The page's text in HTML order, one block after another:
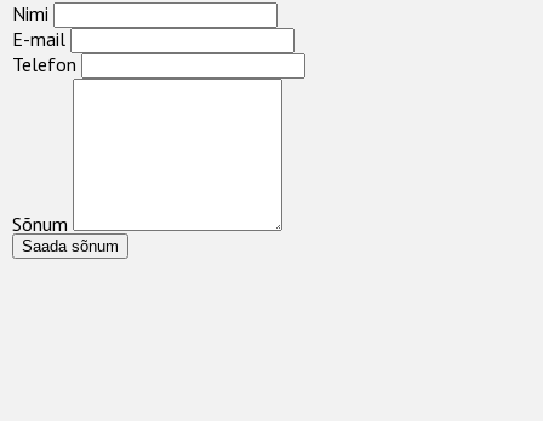
Nimi
E-mail
Telefon
Sõnum
Saada sõnum